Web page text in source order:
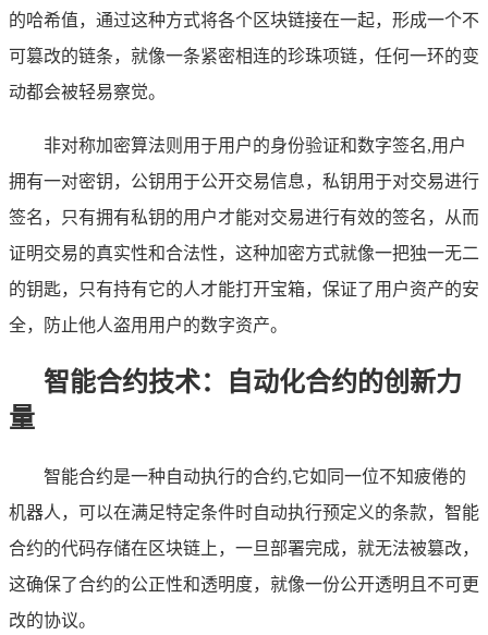
的哈希值，通过这种方式将各个区块链接在一起，形成一个不
可篡改的链条，就像一条紧密相连的珍珠项链，任何一环的变
动都会被轻易察觉。
非对称加密算法则用于用户的身份验证和数字签名,用户
拥有一对密钥，公钥用于公开交易信息，私钥用于对交易进行
签名，只有拥有私钥的用户才能对交易进行有效的签名，从而
证明交易的真实性和合法性，这种加密方式就像一把独一无二
的钥匙，只有持有它的人才能打开宝箱，保证了用户资产的安
全，防止他人盗用用户的数字资产。
智能合约技术：自动化合约的创新力
量
智能合约是一种自动执行的合约,它如同一位不知疲倦的
机器人，可以在满足特定条件时自动执行预定义的条款，智能
合约的代码存储在区块链上，一旦部署完成，就无法被篡改，
这确保了合约的公正性和透明度，就像一份公开透明且不可更
改的协议。